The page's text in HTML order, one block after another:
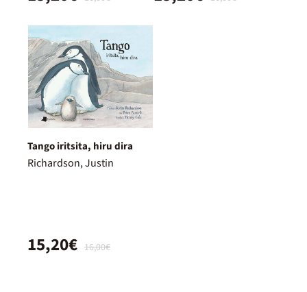
Tango iritsita, hiru dira
Richardson, Justin
16,00€
15,20€